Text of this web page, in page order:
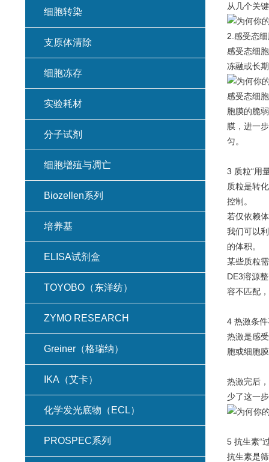
从几个关
2.感受态
感受态细
冻融或长
感受态细
胞膜的脆
膜，进一
匀。
3 质粒“用
质粒是转
控制。
若仅依赖
我们可以
的体积。
某些质粒
DE3溶源
容不匹配
4 热激条件
热激是感
胞或细胞
热激完后
少了这一
5 抗生素“
抗生素是
细胞转染
支原体清除
细胞冻存
实验耗材
分子试剂
细胞增殖与凋亡
Biozellen系列
培养基
ELISA试剂盒
TOYOBO（东洋纺）
ZYMO RESEARCH
Greiner（格瑞纳）
IKA（艾卡）
化学发光底物（ECL）
PROSPEC系列